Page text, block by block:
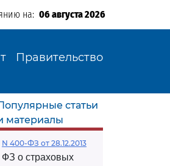
на: 06 августа 2026
Правительство
статьи
материалы
N 400-ФЗ от 28.12.2013
ФЗ о страховых